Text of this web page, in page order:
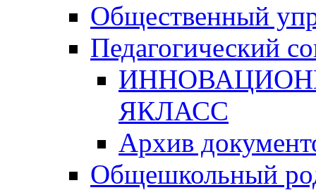
Общественный
Педагогический
ЯКЛАСС
Архив
Общешкольный